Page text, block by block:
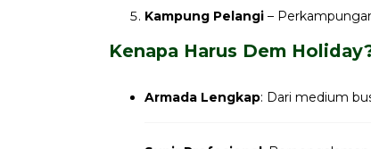
Kampung Pelangi –
Kenapa Harus Dem
Armada Lengkap: Dari medium